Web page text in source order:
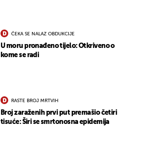
ČEKA SE NALAZ OBDUKCIJE
U moru pronađeno tijelo: Otkriveno o
kome se radi
RASTE BROJ MRTVIH
Broj zaraženih prvi put premašio četiri
tisuće: Širi se smrtonosna epidemija